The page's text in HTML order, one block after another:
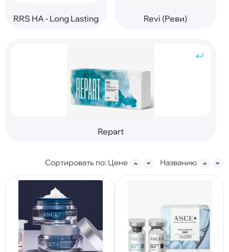
RRS HA - Long Lasting Revi (Реви)
Repart
Сортировать по: Цене Названию